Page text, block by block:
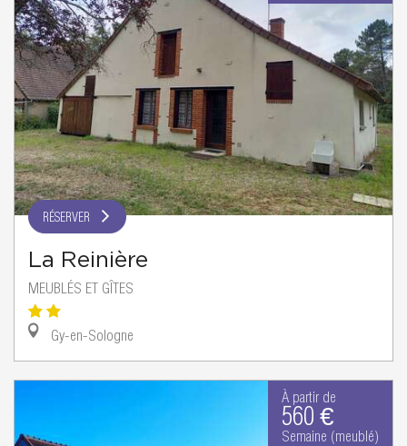
RÉSERVER
La Reinière
MEUBLÉS ET GÎTES
Gy-en-Sologne
À partir de
560 €
Semaine (meublé)